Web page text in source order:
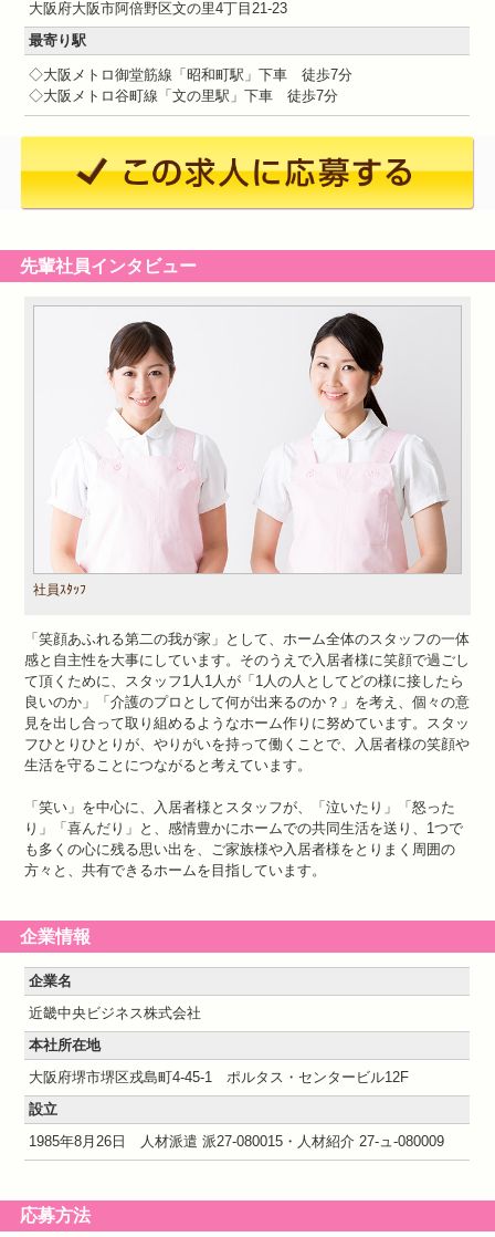
大阪府大阪市阿倍野区文の里4丁目21-23
最寄り駅
◇大阪メトロ御堂筋線「昭和町駅」下車 徒歩7分
◇大阪メトロ谷町線「文の里駅」下車 徒歩7分
先輩社員インタビュー
社員ｽﾀｯﾌ
「笑顔あふれる第二の我が家」として、ホーム全体のスタッフの一体
感と自主性を大事にしています。そのうえで入居者様に笑顔で過ごし
て頂くために、スタッフ1人1人が「1人の人としてどの様に接したら
良いのか」「介護のプロとして何が出来るのか？」を考え、個々の意
見を出し合って取り組めるようなホーム作りに努めています。スタッ
フひとりひとりが、やりがいを持って働くことで、入居者様の笑顔や
生活を守ることにつながると考えています。
「笑い」を中心に、入居者様とスタッフが、「泣いたり」「怒った
り」「喜んだり」と、感情豊かにホームでの共同生活を送り、1つで
も多くの心に残る思い出を、ご家族様や入居者様をとりまく周囲の
方々と、共有できるホームを目指しています。
企業情報
企業名
近畿中央ビジネス株式会社
本社所在地
大阪府堺市堺区戎島町4-45-1 ポルタス・センタービル12F
設立
1985年8月26日 人材派遣 派27-080015・人材紹介 27-ュ-080009
応募方法